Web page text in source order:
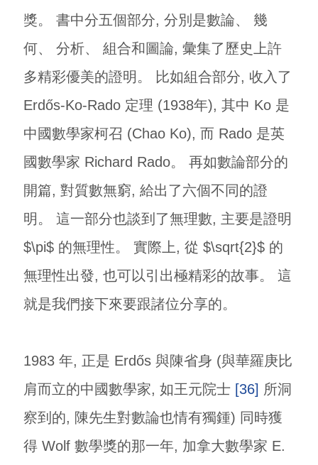
獎。 書中分五個部分, 分別是數論、 幾
何、 分析、 組合和圖論, 彙集了歷史上許
多精彩優美的證明。 比如組合部分, 收入了
Erdős-Ko-Rado 定理 (1938年), 其中 Ko 是
中國數學家柯召 (Chao Ko), 而 Rado 是英
國數學家 Richard Rado。 再如數論部分的
開篇, 對質數無窮, 給出了六個不同的證
明。 這一部分也談到了無理數, 主要是證明
$\pi$ 的無理性。 實際上, 從 $\sqrt{2}$ 的
無理性出發, 也可以引出極精彩的故事。 這
就是我們接下來要跟諸位分享的。
1983 年, 正是 Erdős 與陳省身 (與華羅庚比
肩而立的中國數學家, 如王元院士 [36] 所洞
察到的, 陳先生對數論也情有獨鍾) 同時獲
得 Wolf 數學獎的那一年, 加拿大數學家 E.